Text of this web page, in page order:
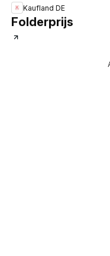
Kaufland DE
Folderprijs